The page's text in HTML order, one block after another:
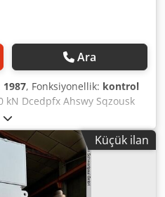
Ara
1987, Fonksiyonellik: kontrol
kN Dcedpfx Ahswy Sqzousk
strok sayısı
kullanılabilir iş enerjisi: 15 kJ
arasında takılabilir takım
yukarıda: 500 mm Koç ayarı:
600 x 600 mm Tabla
İtici stroku: 90 mm Ağırlık:
Küçük ilan